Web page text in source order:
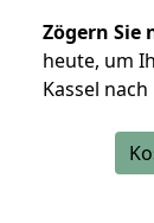
Zögern Sie
heute, um
Kassel